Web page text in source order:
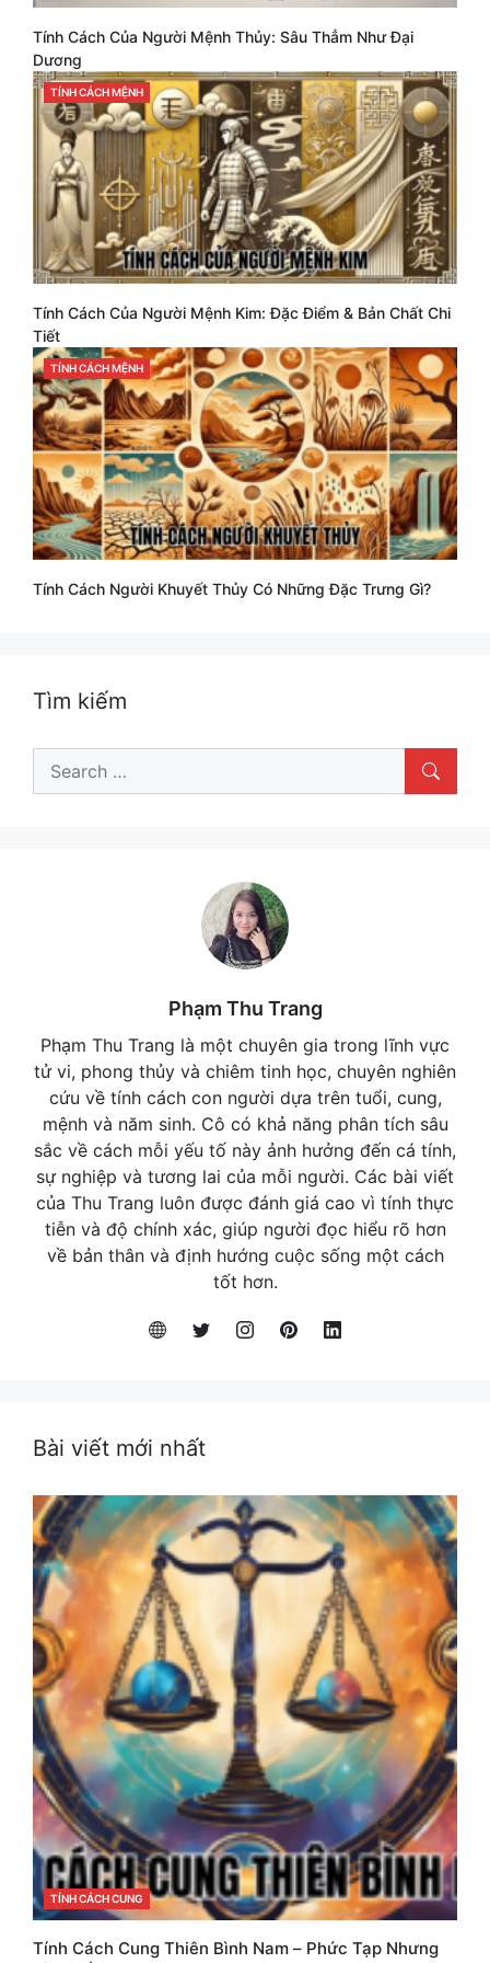
Tính Cách Của Người Mệnh Thủy: Sâu Thẳm Như Đại
Dương
CATEGORIES
TÍNH CÁCH MỆNH
Tính Cách Của Người Mệnh Kim: Đặc Điểm & Bản Chất Chi
Tiết
CATEGORIES
TÍNH CÁCH MỆNH
Tính Cách Người Khuyết Thủy Có Những Đặc Trưng Gì?
Tìm kiếm
Search
Phạm Thu Trang
Phạm Thu Trang là một chuyên gia trong lĩnh vực
tử vi, phong thủy và chiêm tinh học, chuyên nghiên
cứu về tính cách con người dựa trên tuổi, cung,
mệnh và năm sinh. Cô có khả năng phân tích sâu
sắc về cách mỗi yếu tố này ảnh hưởng đến cá tính,
sự nghiệp và tương lai của mỗi người. Các bài viết
của Thu Trang luôn được đánh giá cao vì tính thực
tiễn và độ chính xác, giúp người đọc hiểu rõ hơn
về bản thân và định hướng cuộc sống một cách
tốt hơn.
Bài viết mới nhất
CATEGORIES
TÍNH CÁCH CUNG
Tính Cách Cung Thiên Bình Nam – Phức Tạp Nhưng